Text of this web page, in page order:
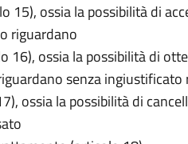
15), ossia la possibilità di
riguardano
16), ossia la possibilità di
senza ingiustificato
ossia la possibilità di